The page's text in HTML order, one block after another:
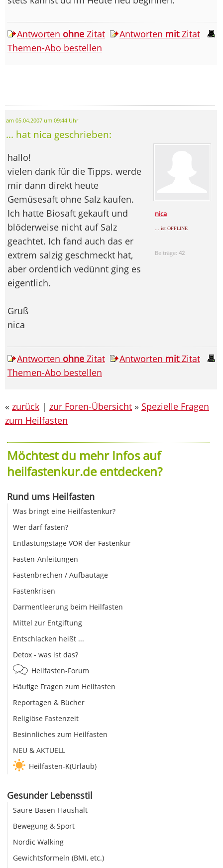
Antworten ohne Zitat Antworten mitZitat
Themen-Abo bestellen
am 05.04.2007 um 09:44 Uhr
... hat nica geschrieben:
nica
... ist OFFLINE
Beiträge:42
hallo!
vielen dank für die Tipps. werde
mir dann direkt heute
Gemüsesaft ohne Salz kaufen.
Ich hatte Biosaft gekauft und
blöderweise nicht auf Salz
geachtet. Ich fand auch das er
extrem salzig geschmeckt hat,
aber ordentlich vedünnt ging es
eigentlich.
Gruß
nica
Antworten ohne Zitat Antworten mitZitat
Themen-Abo bestellen
« zurück | zur Foren-Übersicht » Spezielle Fragen
zum Heilfasten
Möchtest du mehr Infos auf
heilfastenkur.de entdecken?
Rund ums Heilfasten
Was bringt eine Heilfastenkur?
Wer darf fasten?
Entlastungstage VOR der Fastenkur
Fasten-Anleitungen
Fastenbrechen / Aufbautage
Fastenkrisen
Darmentleerung beim Heilfasten
Mittel zur Entgiftung
Entschlacken heißt ...
Detox - was ist das?
Heilfasten-Forum
Häufige Fragen zum Heilfasten
Reportagen & Bücher
Religiöse Fastenzeit
Besinnliches zum Heilfasten
NEU & AKTUELL
Heilfasten-K(Urlaub)
Gesunder Lebensstil
Säure-Basen-Haushalt
Bewegung & Sport
Nordic Walking
Gewichtsformeln (BMI, etc.)